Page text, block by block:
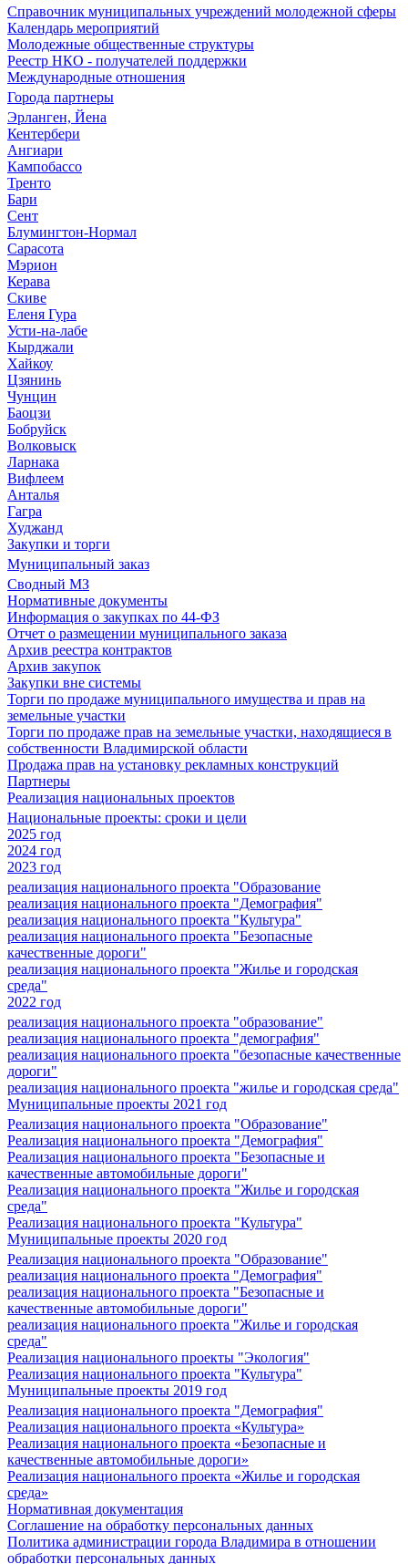
Справочник муниципальных учреждений молодежной сферы
Календарь мероприятий
Молодежные общественные структуры
Реестр НКО - получателей поддержки
Международные отношения
Города партнеры
Эрланген, Йена
Кентербери
Ангиари
Кампобассо
Тренто
Бари
Сент
Блумингтон-Нормал
Сарасота
Мэрион
Керава
Скиве
Еленя Гура
Усти-на-лабе
Кырджали
Хайкоу
Цзянинь
Чунцин
Баоцзи
Бобруйск
Волковыск
Ларнака
Вифлеем
Анталья
Гагра
Худжанд
Закупки и торги
Муниципальный заказ
Сводный МЗ
Нормативные документы
Информация о закупках по 44-ФЗ
Отчет о размещении муниципального заказа
Архив реестра контрактов
Архив закупок
Закупки вне системы
Торги по продаже муниципального имущества и прав на
земельные участки
Торги по продаже прав на земельные участки, находящиеся в
собственности Владимирской области
Продажа прав на установку рекламных конструкций
Партнеры
Реализация национальных проектов
Национальные проекты: сроки и цели
2025 год
2024 год
2023 год
реализация национального проекта "Образование
реализация национального проекта "Демография"
реализация национального проекта "Культура"
реализация национального проекта "Безопасные
качественные дороги"
реализация национального проекта "Жилье и городская
среда"
2022 год
реализация национального проекта "образование"
реализация национального проекта "демография"
реализация национального проекта "безопасные качественные
дороги"
реализация национального проекта "жилье и городская среда"
Муниципальные проекты 2021 год
Реализация национального проекта "Образование"
Реализация национального проекта "Демография"
Реализация национального проекта "Безопасные и
качественные автомобильные дороги"
Реализация национального проекта "Жилье и городская
среда"
Реализация национального проекта "Культура"
Муниципальные проекты 2020 год
Реализация национального проекта "Образование"
реализация национального проекта "Демография"
реализация национального проекта "Безопасные и
качественные автомобильные дороги"
реализация национального проекта "Жилье и городская
среда"
Реализация национального проекты "Экология"
Реализация национального проекта "Культура"
Муниципальные проекты 2019 год
Реализация национального проекта "Демография"
Реализация национального проекта «Культура»
Реализация национального проекта «Безопасные и
качественные автомобильные дороги»
Реализация национального проекта «Жилье и городская
среда»
Нормативная документация
Соглашение на обработку персональных данных
Политика администрации города Владимира в отношении
обработки персональных данных